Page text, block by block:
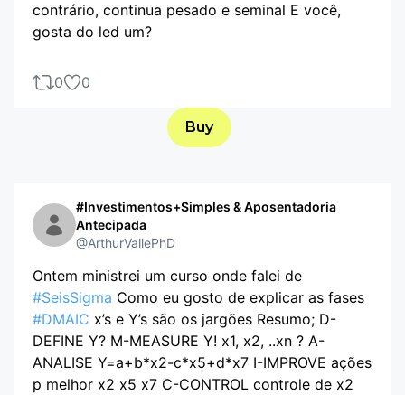
contrário, continua pesado e seminal E você,
gosta do led um?
0 0
Buy
#Investimentos+Simples & Aposentadoria
Antecipada
@ArthurVallePhD
Ontem ministrei um curso onde falei de
#SeisSigma Como eu gosto de explicar as fases
#DMAIC x’s e Y’s são os jargões Resumo; D-
DEFINE Y? M-MEASURE Y! x1, x2, ..xn ? A-
ANALISE Y=a+b*x2-c*x5+d*x7 I-IMPROVE ações
p melhor x2 x5 x7 C-CONTROL controle de x2